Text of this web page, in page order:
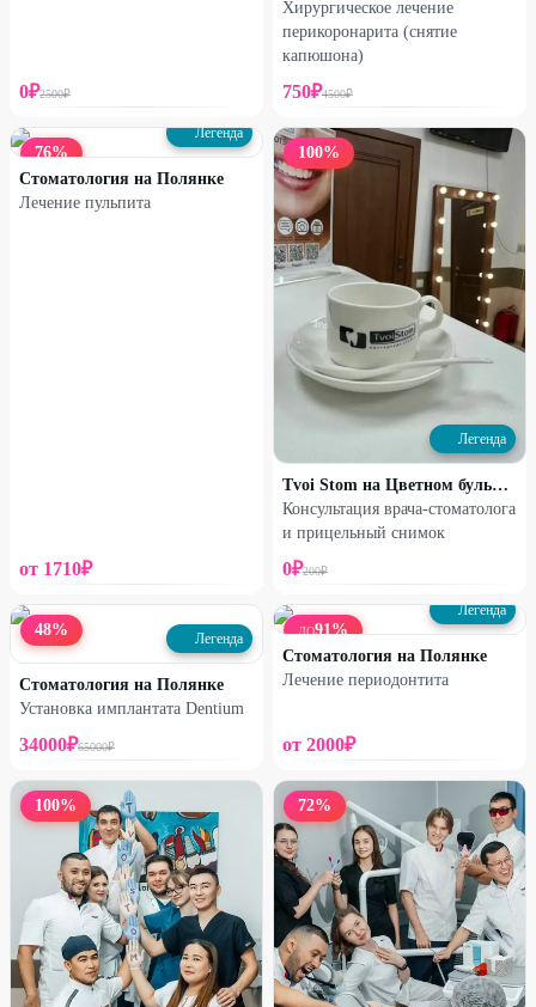
0₽2500₽
Хирургическое лечение
перикоронарита (снятие
капюшона)
750₽4500₽
76%
Легенда
Стоматология на Полянке
Лечение пульпита
от 1710₽
100%
Легенда
Tvoi Stom на Цветном бульваре
Консультация врача-стоматолога
и прицельный снимок
0₽200₽
48% Легенда
Стоматология на Полянке
Установка имплантата Dentium
34000₽65000₽
ДО91%
Легенда
Стоматология на Полянке
Лечение периодонтита
от 2000₽
100% 72%